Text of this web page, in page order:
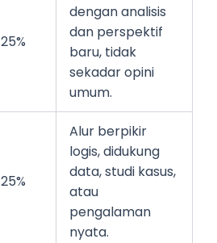
25%
dengan analisis
dan perspektif
baru, tidak
sekadar opini
umum.
25%
Alur berpikir
logis, didukung
data, studi kasus,
atau
pengalaman
nyata.